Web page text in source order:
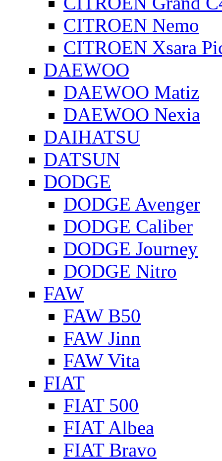
CITROEN Nemo
CITROEN Xsara
DAEWOO
DAEWOO Matiz
DAEWOO Nexia
DAIHATSU
DATSUN
DODGE
DODGE Avenger
DODGE Caliber
DODGE Journey
DODGE Nitro
FAW
FAW B50
FAW Jinn
FAW Vita
FIAT
FIAT 500
FIAT Albea
FIAT Bravo